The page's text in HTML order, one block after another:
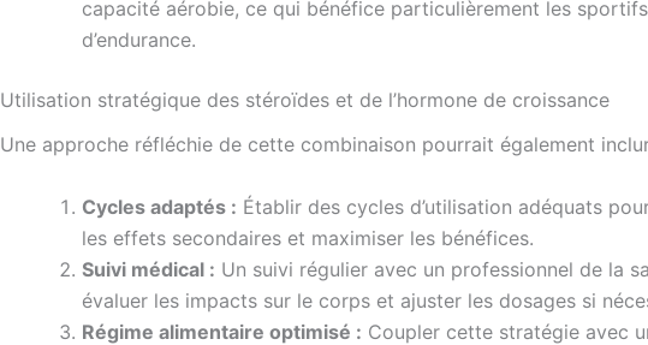
capacité aérobie, ce qui bénéfice particulièrement les sportifs
d’endurance.
Utilisation stratégique des stéroïdes et de l’hormone de croissance
Une approche réfléchie de cette combinaison pourrait également
Cycles adaptés : Établir des cycles d’utilisation adéquats
les effets secondaires et maximiser les bénéfices.
Suivi médical : Un suivi régulier avec un professionnel de la
évaluer les impacts sur le corps et ajuster les dosages si
Régime alimentaire optimisé : Coupler cette stratégie avec